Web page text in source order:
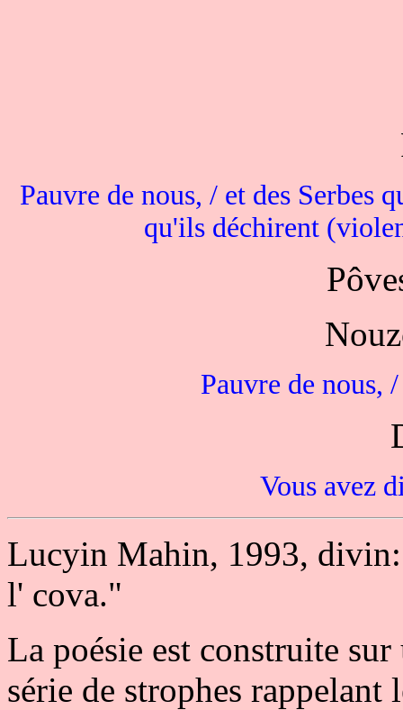
Pauvre de nous, / et des Serbes
qu'ils déchirent
Pauvre de nous,
Vous avez
Lucyin Mahin, 1993,
l' cova."
La poésie est construite
série de strophes